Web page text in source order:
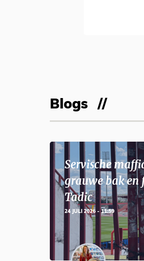
Blogs
Servische
grauwe bak en
Tadic
24 JULI 2026 - 11:59